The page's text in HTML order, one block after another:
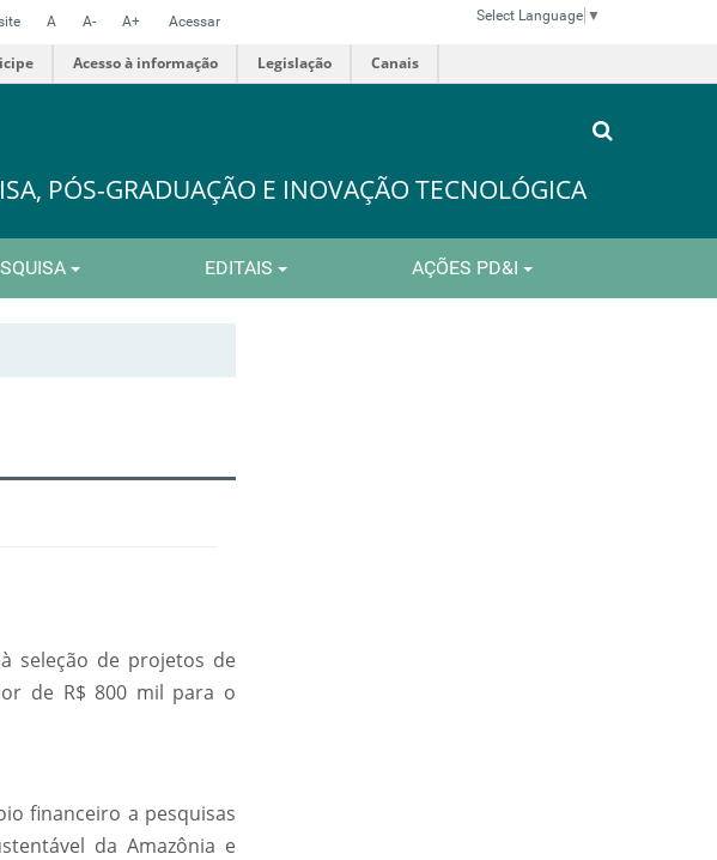
A A- A+ Acessar Select Language ▼
Acesso à informação Legislação Canais
PÓS-GRADUAÇÃO E INOVAÇÃO TECNOLÓGICA
EDITAIS AÇÕES PD&I
seleção de projetos de
de R$ 800 mil para o
financeiro a pesquisas
da Amazônia e